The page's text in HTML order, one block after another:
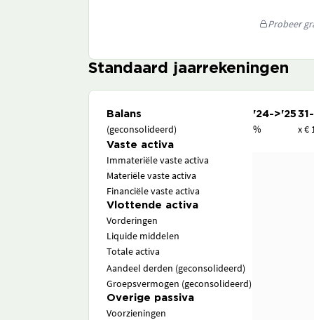
Probeer
Standaard jaarrekeningen
Balans '24->'25
(geconsolideerd) % x €
Vaste activa
Immateriële vaste activa
Materiële vaste activa
Financiële vaste activa
Vlottende activa
Vorderingen
Liquide middelen
Totale activa
Aandeel derden (geconsolideerd)
Groepsvermogen (geconsolideerd)
Overige passiva
Voorzieningen